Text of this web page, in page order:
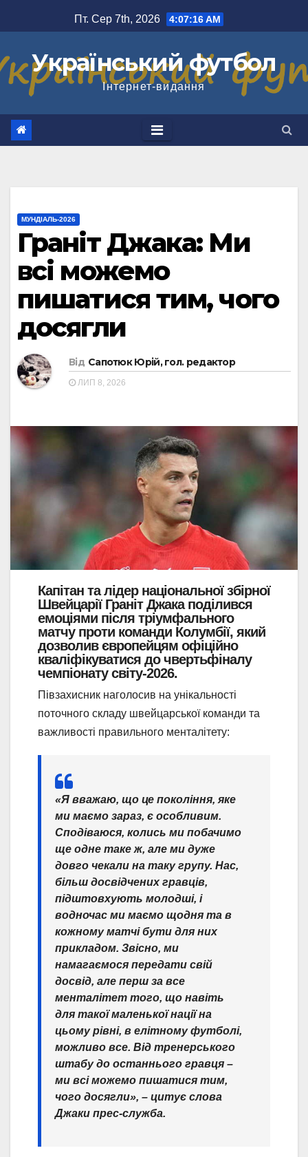
до
Пт. Сер 7th, 2026 4:07:17 AM
Український футбол
Інтернет-видання
МУНДІАЛЬ-2026
Граніт Джака: Ми
всі можемо
пишатися тим, чого
досягли
Від Сапотюк Юрій, гол. редактор
ЛИП 8, 2026
Капітан та лідер національної збірної
Швейцарії Граніт Джака поділився
емоціями після тріумфального
матчу проти команди Колумбії, який
дозволив європейцям офіційно
кваліфікуватися до чвертьфіналу
чемпіонату світу-2026.
Півзахисник наголосив на унікальності
поточного складу швейцарської команди та
важливості правильного менталітету:
«Я вважаю, що це покоління, яке
ми маємо зараз, є особливим.
Сподіваюся, колись ми побачимо
ще одне таке ж, але ми дуже
довго чекали на таку групу. Нас,
більш досвідчених гравців,
підштовхують молодші, і
водночас ми маємо щодня та в
кожному матчі бути для них
прикладом. Звісно, ми
намагаємося передати свій
досвід, але перш за все
менталітет того, що навіть
для такої маленької нації на
цьому рівні, в елітному футболі,
можливо все. Від тренерського
штабу до останнього гравця –
ми всі можемо пишатися тим,
чого досягли», – цитує слова
Джаки прес-служба.